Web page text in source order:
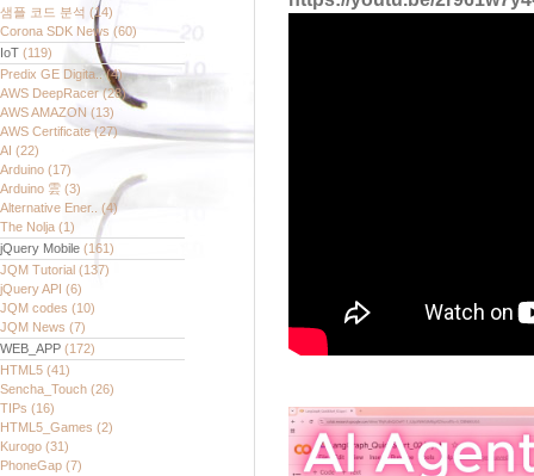
샘플 코드 분석 (14)
Corona SDK News (60)
IoT (119)
Predix GE Digita..(4)
AWS DeepRacer(28)
AWS AMAZON (13)
AWS Certificate(27)
AI (22)
Arduino (17)
Arduino 雲 (3)
Alternative Ener.. (4)
The Nolja (1)
jQuery Mobile (161)
JQM Tutorial (137)
jQuery API (6)
JQM codes (10)
JQM News (7)
WEB_APP (172)
HTML5 (41)
Sencha_Touch (26)
TIPs (16)
HTML5_Games (2)
Kurogo (31)
PhoneGap (7)